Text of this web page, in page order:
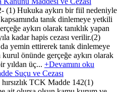
(1) Hukuka aykırı bir fiil nedeniyle
tanık dinlemeye yetkili
aykırı olarak tanıklık yapan
kadar hapis cezası verilir.(2)
yemin ettirerek tanık dinlemeye
önünde gerçeğe aykırı olarak
yıldan üç... +Devamını oku
Suçu ve Cezası
TCK Madde 142(1)